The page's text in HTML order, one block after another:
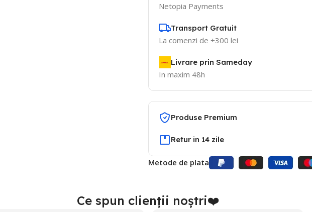
Netopia Payments
Transport Gratuit
La comenzi de +300 lei
Livrare prin Sameday
In maxim 48h
Produse Premium
Retur in 14 zile
Metode de plata
Ce spun clienții noștri❤️